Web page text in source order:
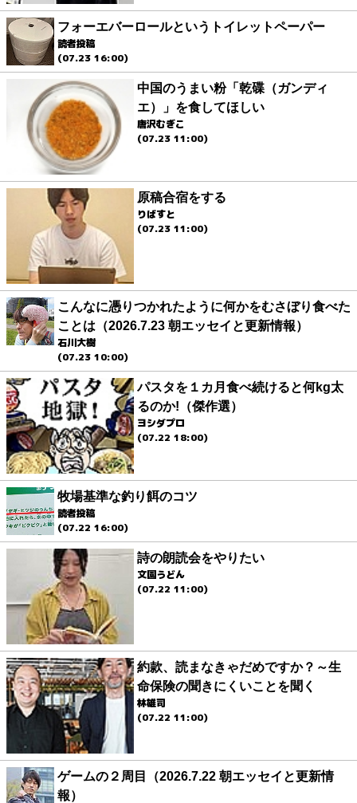
フォーエバーロールというトイレットペーパー
読者投稿
(07.23 16:00)
中国のうまい粉「乾碟（ガンディ
エ）」を食してほしい
唐沢むぎこ
(07.23 11:00)
原稿合宿をする
りばすと
(07.23 11:00)
こんなに憑りつかれたように何かをむさぼり食べた
ことは（2026.7.23 朝エッセイと更新情報）
石川大樹
(07.23 10:00)
パスタを１カ月食べ続けると何kg太
るのか!（傑作選）
ヨシダプロ
(07.22 18:00)
牧場基準な釣り餌のコツ
読者投稿
(07.22 16:00)
詩の朗読会をやりたい
文園うどん
(07.22 11:00)
約款、読まなきゃだめですか？～生
命保険の聞きにくいことを聞く
林雄司
(07.22 11:00)
ゲームの２周目（2026.7.22 朝エッセイと更新情
報）